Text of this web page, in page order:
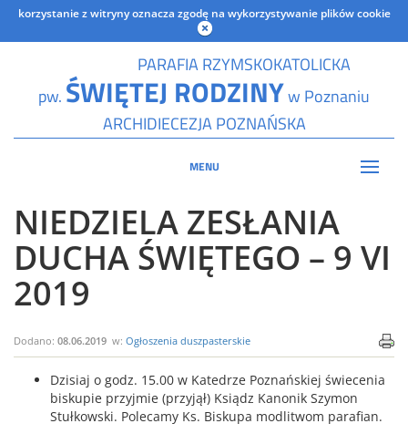
korzystanie z witryny oznacza zgodę na wykorzystywanie plików cookie
PARAFIA RZYMSKOKATOLICKA
pw. ŚWIĘTEJ RODZINYw Poznaniu
ARCHIDIECEZJA POZNAŃSKA
MENU
NIEDZIELA ZESŁANIA
DUCHA ŚWIĘTEGO – 9 VI
2019
Dodano: 08.06.2019 w: Ogłoszenia duszpasterskie
Dzisiaj o godz. 15.00 w Katedrze Poznańskiej świecenia
biskupie przyjmie (przyjął) Ksiądz Kanonik Szymon
Stułkowski. Polecamy Ks. Biskupa modlitwom parafian.